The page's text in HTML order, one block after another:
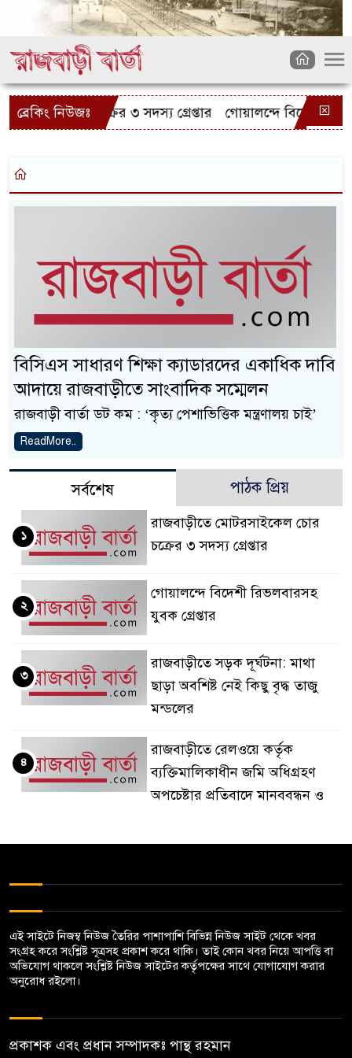
ব্রেকিং নিউজঃচোর চক্রের ৩ সদস্য গ্রেপ্তার গোয়ালন্দে বিদেশী
বি‌সিএস সাধারণ শিক্ষা ক্যাডারদের একাধিক দাবি
আদায়ে রাজবাড়ীতে সাংবাদিক স‌ম্মেলন
রাজবাড়ী বার্তা ডট কম : ‘কৃ‌ত‌্য পেশা‌ভি‌ত্তিক মন্ত্রণালয় চাই’
ReadMore..
সর্বশেষ পাঠক প্রিয়
রাজবাড়ীতে মোটরসাইকেল চোর
চক্রের ৩ সদস্য গ্রেপ্তার
১
গোয়ালন্দে বিদেশী রিভলবারসহ
যুবক গ্রেপ্তার
২
রাজবাড়ীতে সড়ক দূর্ঘটনা: মাথা
ছাড়া অবশিষ্ট নেই কিছু বৃদ্ধ তাজু
মন্ডলের
৩
রাজবাড়ীতে রেলওয়ে কর্তৃক
ব্যক্তিমালিকাধীন জমি অধিগ্রহণ
অপচেষ্টার প্রতিবাদে মানববন্ধন ও
৪
সিএনজি চালকের লাশ উদ্ধার
বালিয়াকান্দিতে দুই ভায়ের সংঘর্ষে
৬জন আহত, ভাংচুর ও অগ্নিসংযোগ
৬
হত্যা মামলায় ১ জ‌নের ফাঁসি, ১২
জন খালাশ, ন্যায় বিচার না পাবার
এই সাইটে নিজম্ব নিউজ তৈরির পাশাপাশি বিভিন্ন নিউজ সাইট থেকে খবর
সংগ্রহ করে সংশ্লিষ্ট সূত্রসহ প্রকাশ করে থাকি। তাই কোন খবর নিয়ে আপত্তি বা
অভিযোগ থাকলে সংশ্লিষ্ট নিউজ সাইটের কর্তৃপক্ষের সাথে যোগাযোগ করার
অনুরোধ রইলো।
প্রকাশক এবং প্রধান সম্পাদকঃ পান্থ রহমান